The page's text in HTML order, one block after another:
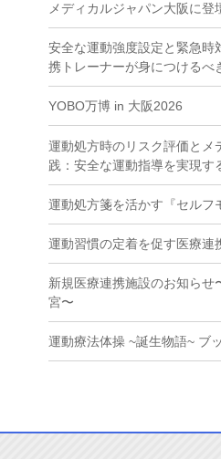
メディカルジャパン大阪に登
安全な運動強度設定と緊急時
携トレーナーが身につけるべ
YOBO万博 in 大阪2026
運動処方時のリスク評価とメ
践：安全な運動指導を実現す
運動処方箋を活かす『セルフ
運動習慣の定着を促す医療連
新規医療連携施設のお知らせ
宮〜
運動療法体操 ~誕生物語~ ブ